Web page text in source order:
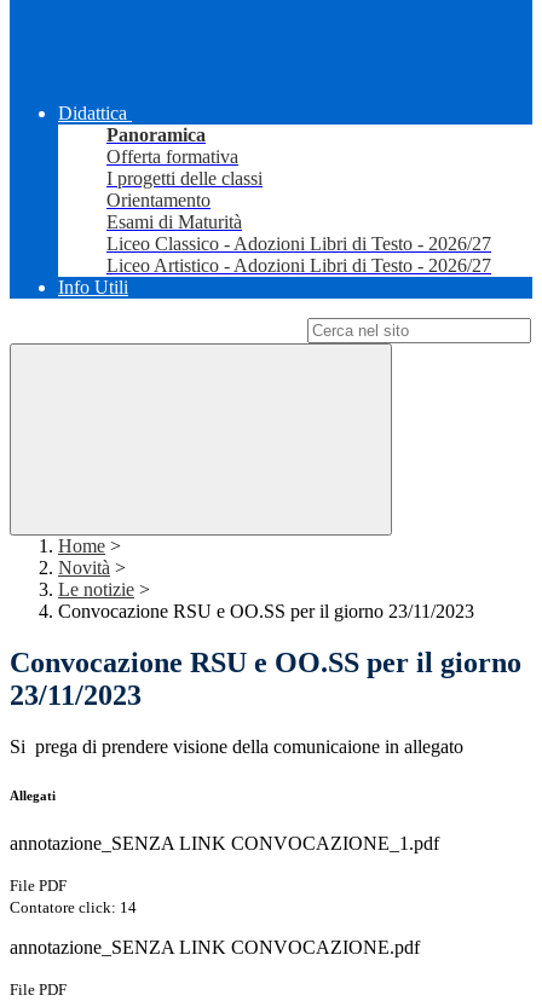
Didattica
Panoramica
Offerta formativa
I progetti delle classi
Orientamento
Esami di Maturità
Liceo Classico - Adozioni Libri di Testo - 2026/27
Liceo Artistico - Adozioni Libri di Testo - 2026/27
Info Utili
Home >
Novità >
Le notizie >
Convocazione RSU e OO.SS per il giorno 23/11/2023
Convocazione RSU e OO.SS per il giorno
23/11/2023
Si prega di prendere visione della comunicaione in allegato
Allegati
annotazione_SENZA LINK CONVOCAZIONE_1.pdf
File PDF
Contatore click: 14
annotazione_SENZA LINK CONVOCAZIONE.pdf
File PDF